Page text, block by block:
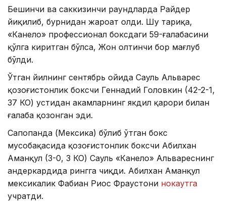
Бешинчи ва саккизинчи раундларда Райдер
йиқилиб, бурнидан жароҳат олди. Шу тариқа,
«Канело» профессионал боксдаги 59-ғалабасини
қўлга киритган бўлса, Жон олтинчи бор мағлуб
бўлди.
Ўтган йилнинг сентябрь ойида Сауль Альварес
қозоғистонлик боксчи Геннадий Головкин (42-2-1,
37 КО) устидан ҳакамларнинг якдил қарори билан
ғалаба қозонган эди.
Сапопанда (Мексика) бўлиб ўтган бокс
мусобақасида қозоғистонлик боксчи Абилхан
Аманқул (3-0, 3 КО) Сауль «Канело» Альвареснинг
андеркардида рингга чиқди. Абилхан Аманқул
мексикалик Фабиан Риос Фраустони нокаутга
учратди.